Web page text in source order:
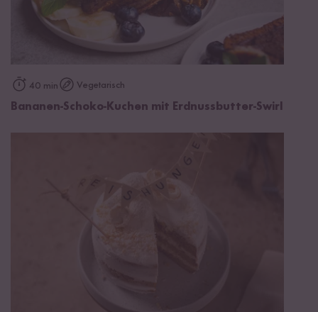
40 min Vegetarisch
Bananen-Schoko-Kuchen mit Erdnussbutter-Swirl